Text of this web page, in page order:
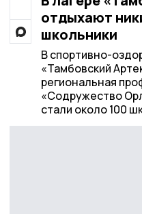
отдыхают
школьники
В спортивно-
«Тамбовский
региональная
«Содружество
стали около 100